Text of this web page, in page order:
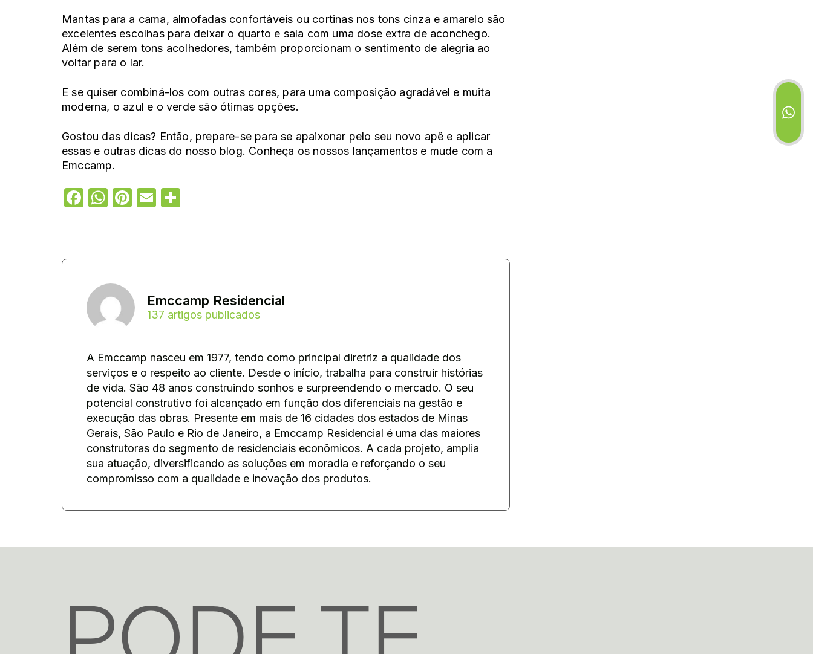
Mantas para a cama, almofadas confortáveis ou cortinas nos tons cinza e amarelo são
excelentes escolhas para deixar o quarto e sala com uma dose extra de aconchego.
Além de serem tons acolhedores, também proporcionam o sentimento de alegria ao
voltar para o lar.
E se quiser combiná-los com outras cores, para uma composição agradável e muita
moderna, o azul e o verde são ótimas opções.
Gostou das dicas? Então, prepare-se para se apaixonar pelo seu novo apê e aplicar
essas e outras dicas do nosso blog. Conheça os nossos lançamentos e mude com a
Emccamp.
Facebook
WhatsApp
Pinterest
Email
Emccamp Residencial
137 artigos publicados
A Emccamp nasceu em 1977, tendo como principal diretriz a qualidade dos
serviços e o respeito ao cliente. Desde o início, trabalha para construir histórias
de vida. São 48 anos construindo sonhos e surpreendendo o mercado. O seu
potencial construtivo foi alcançado em função dos diferenciais na gestão e
execução das obras. Presente em mais de 16 cidades dos estados de Minas
Gerais, São Paulo e Rio de Janeiro, a Emccamp Residencial é uma das maiores
construtoras do segmento de residenciais econômicos. A cada projeto, amplia
sua atuação, diversificando as soluções em moradia e reforçando o seu
compromisso com a qualidade e inovação dos produtos.